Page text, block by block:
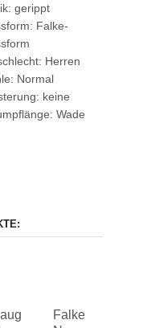
gerippt
Falke-
Herren
Normal
keine
Wade
Falke